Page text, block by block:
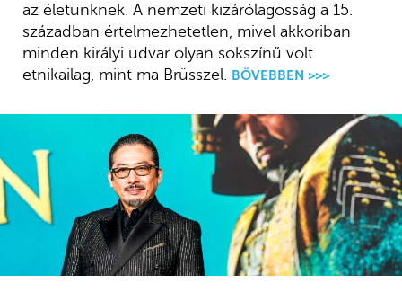
az életünknek. A nemzeti kizárólagosság a 15.
században értelmezhetetlen, mivel akkoriban
minden királyi udvar olyan sokszínű volt
etnikailag, mint ma Brüsszel. BŐVEBBEN >>>